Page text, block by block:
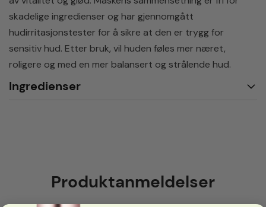
skadelige ingredienser og har gjennomgått
hudirritasjonstester for å sikre at den er trygg for
sensitiv hud. Etter bruk, vil huden føles mer næret,
roligere og med en mer balansert og strålende hud.
Ingredienser
Produktanmeldelser